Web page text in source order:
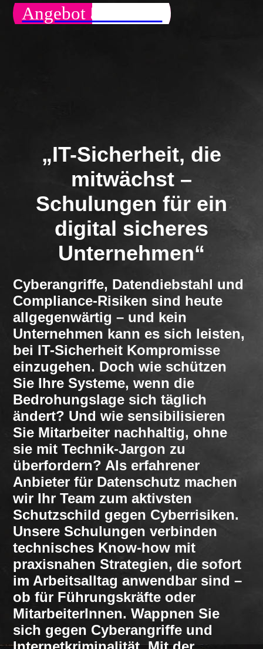
Angebot anfordern
„IT-Sicherheit, die
mitwächst –
Schulungen für ein
digital sicheres
Unternehmen“
Cyberangriffe, Datendiebstahl und
Compliance-Risiken sind heute
allgegenwärtig – und kein
Unternehmen kann es sich leisten,
bei IT-Sicherheit Kompromisse
einzugehen. Doch wie schützen
Sie Ihre Systeme, wenn die
Bedrohungslage sich täglich
ändert? Und wie sensibilisieren
Sie Mitarbeiter nachhaltig, ohne
sie mit Technik-Jargon zu
überfordern? Als erfahrener
Anbieter für Datenschutz machen
wir Ihr Team zum aktivsten
Schutzschild gegen Cyberrisiken.
Unsere Schulungen verbinden
technisches Know-how mit
praxisnahen Strategien, die sofort
im Arbeitsalltag anwendbar sind –
ob für Führungskräfte oder
MitarbeiterInnen. Wappnen Sie
sich gegen Cyberangriffe und